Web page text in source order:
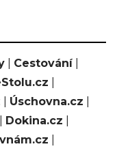
Cestování|
Úschovna.cz
Dokina.cz